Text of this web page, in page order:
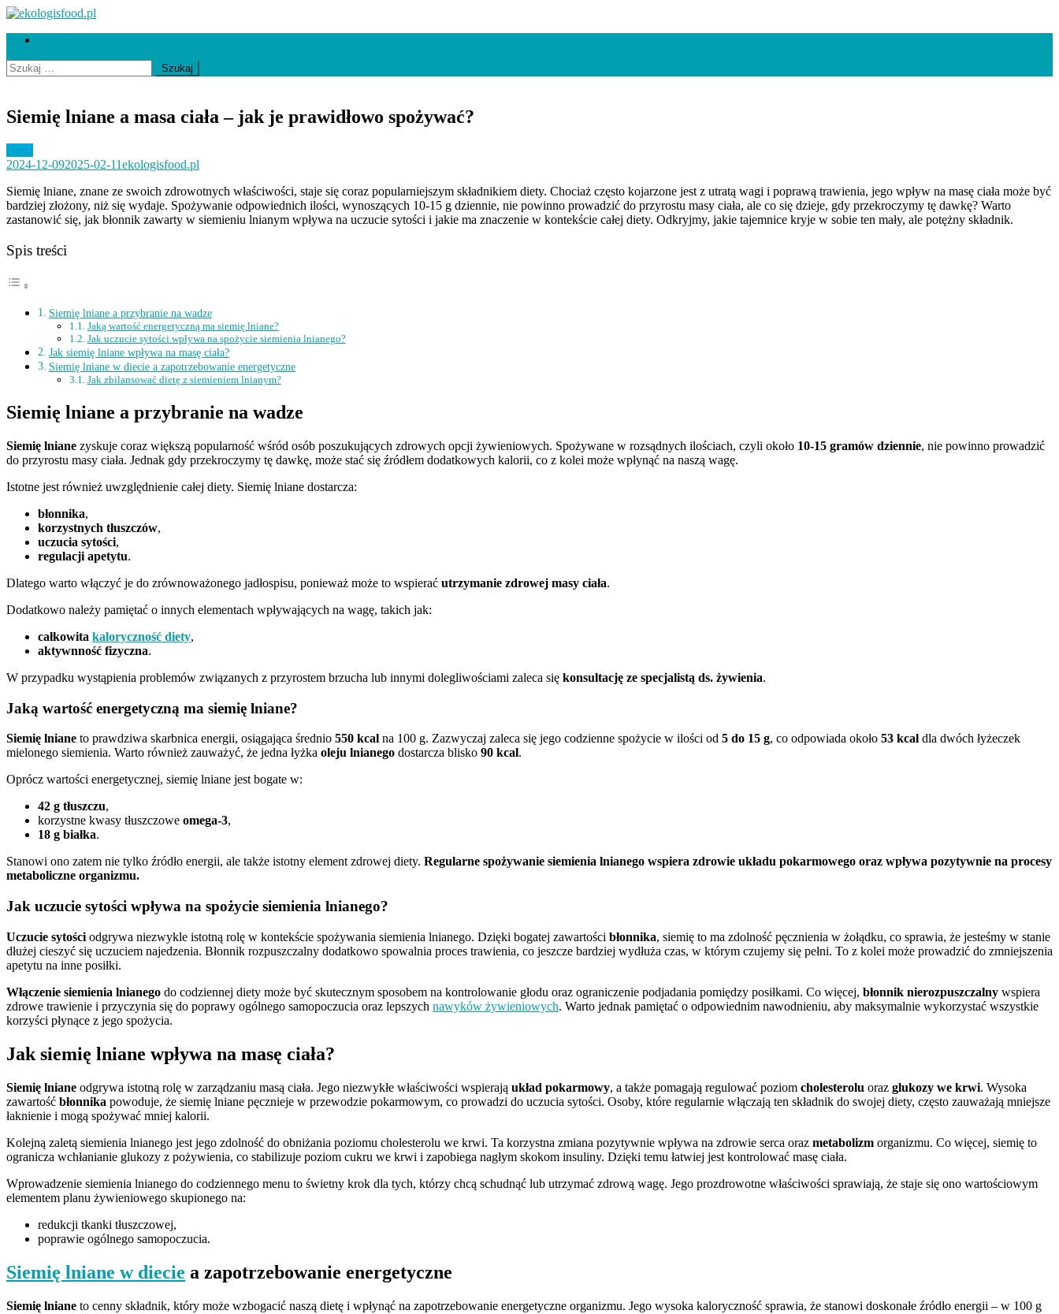
Skip
content
ekologisfood.pl
Ekologis
Szukaj:
Siemię lniane a masa ciała – jak je prawidłowo spożywać?
Dieta
2024-12-092025-02-11ekologisfood.pl
Siemię lniane, znane ze swoich zdrowotnych właściwości, staje się coraz popularniejszym składnikiem diety. Chociaż często kojarzone jest z utratą wagi i poprawą trawienia, jego wpływ na masę ciała może być
bardziej złożony, niż się wydaje. Spożywanie odpowiednich ilości, wynoszących 10-15 g dziennie, nie powinno prowadzić do przyrostu masy ciała, ale co się dzieje, gdy przekroczymy tę dawkę? Warto
zastanowić się, jak błonnik zawarty w siemieniu lnianym wpływa na uczucie sytości i jakie ma znaczenie w kontekście całej diety. Odkryjmy, jakie tajemnice kryje w sobie ten mały, ale potężny składnik.
Spis treści
Siemię lniane a przybranie na wadze
Jaką wartość energetyczną ma siemię lniane?
Jak uczucie sytości wpływa na spożycie siemienia lnianego?
Jak siemię lniane wpływa na masę ciała?
Siemię lniane w diecie a zapotrzebowanie energetyczne
Jak zbilansować dietę z siemieniem lnianym?
Siemię lniane a przybranie na wadze
Siemię lniane zyskuje coraz większą popularność wśród osób poszukujących zdrowych opcji żywieniowych. Spożywane w rozsądnych ilościach, czyli około 10-15 gramów dziennie, nie powinno prowadzić
do przyrostu masy ciała. Jednak gdy przekroczymy tę dawkę, może stać się źródłem dodatkowych kalorii, co z kolei może wpłynąć na naszą wagę.
Istotne jest również uwzględnienie całej diety. Siemię lniane dostarcza:
błonnika,
korzystnych tłuszczów,
uczucia sytości,
regulacji apetytu.
Dlatego warto włączyć je do zrównoważonego jadłospisu, ponieważ może to wspierać utrzymanie zdrowej masy ciała.
Dodatkowo należy pamiętać o innych elementach wpływających na wagę, takich jak:
całkowita kaloryczność diety,
aktywnność fizyczna.
W przypadku wystąpienia problemów związanych z przyrostem brzucha lub innymi dolegliwościami zaleca się konsultację ze specjalistą ds. żywienia.
Jaką wartość energetyczną ma siemię lniane?
Siemię lniane to prawdziwa skarbnica energii, osiągająca średnio 550 kcal na 100 g. Zazwyczaj zaleca się jego codzienne spożycie w ilości od 5 do 15 g, co odpowiada około 53 kcal dla dwóch łyżeczek
mielonego siemienia. Warto również zauważyć, że jedna łyżka oleju lnianego dostarcza blisko 90 kcal.
Oprócz wartości energetycznej, siemię lniane jest bogate w:
42 g tłuszczu,
korzystne kwasy tłuszczowe omega-3,
18 g białka.
Stanowi ono zatem nie tylko źródło energii, ale także istotny element zdrowej diety. Regularne spożywanie siemienia lnianego wspiera zdrowie układu pokarmowego oraz wpływa pozytywnie na procesy
metaboliczne organizmu.
Jak uczucie sytości wpływa na spożycie siemienia lnianego?
Uczucie sytości odgrywa niezwykle istotną rolę w kontekście spożywania siemienia lnianego. Dzięki bogatej zawartości błonnika, siemię to ma zdolność pęcznienia w żołądku, co sprawia, że jesteśmy w stanie
dłużej cieszyć się uczuciem najedzenia. Błonnik rozpuszczalny dodatkowo spowalnia proces trawienia, co jeszcze bardziej wydłuża czas, w którym czujemy się pełni. To z kolei może prowadzić do zmniejszenia
apetytu na inne posiłki.
Włączenie siemienia lnianego do codziennej diety może być skutecznym sposobem na kontrolowanie głodu oraz ograniczenie podjadania pomiędzy posiłkami. Co więcej, błonnik nierozpuszczalny wspiera
zdrowe trawienie i przyczynia się do poprawy ogólnego samopoczucia oraz lepszych nawyków żywieniowych. Warto jednak pamiętać o odpowiednim nawodnieniu, aby maksymalnie wykorzystać wszystkie
korzyści płynące z jego spożycia.
Jak siemię lniane wpływa na masę ciała?
Siemię lniane odgrywa istotną rolę w zarządzaniu masą ciała. Jego niezwykłe właściwości wspierają układ pokarmowy, a także pomagają regulować poziom cholesterolu oraz glukozy we krwi. Wysoka
zawartość błonnika powoduje, że siemię lniane pęcznieje w przewodzie pokarmowym, co prowadzi do uczucia sytości. Osoby, które regularnie włączają ten składnik do swojej diety, często zauważają mniejsze
łaknienie i mogą spożywać mniej kalorii.
Kolejną zaletą siemienia lnianego jest jego zdolność do obniżania poziomu cholesterolu we krwi. Ta korzystna zmiana pozytywnie wpływa na zdrowie serca oraz metabolizm organizmu. Co więcej, siemię to
ogranicza wchłanianie glukozy z pożywienia, co stabilizuje poziom cukru we krwi i zapobiega nagłym skokom insuliny. Dzięki temu łatwiej jest kontrolować masę ciała.
Wprowadzenie siemienia lnianego do codziennego menu to świetny krok dla tych, którzy chcą schudnąć lub utrzymać zdrową wagę. Jego prozdrowotne właściwości sprawiają, że staje się ono wartościowym
elementem planu żywieniowego skupionego na:
redukcji tkanki tłuszczowej,
poprawie ogólnego samopoczucia.
Siemię lniane w diecie a zapotrzebowanie energetyczne
Siemię lniane to cenny składnik, który może wzbogacić naszą dietę i wpłynąć na zapotrzebowanie energetyczne organizmu. Jego wysoka kaloryczność sprawia, że stanowi doskonałe źródło energii – w 100 g